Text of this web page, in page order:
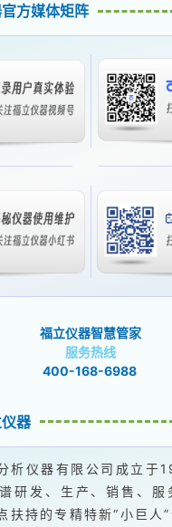
方媒体矩阵
福立仪器智慧管家
服务热线
400-168-6988
器
析仪器有限公司成立于
研发、生产、销售、服
扶持的专精特新“小巨人